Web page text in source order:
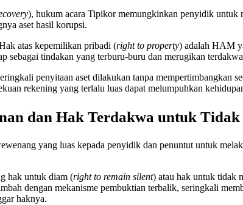
), hukum acara Tipikor memungkinkan penyidik untuk
aset hasil korupsi.
atas kepemilikan pribadi (right to property) adalah HAM
sebagai tindakan yang terburu-buru dan merugikan
penyitaan aset dilakukan tanpa mempertimbangkan
rekening yang terlalu luas dapat melumpuhkan
dan Hak Terdakwa untuk
yang luas kepada penyidik dan penuntut untuk
hak untuk diam (right to remain silent) atau hak untuk tidak
dengan mekanisme pembuktian terbalik, seringkali
haknya.